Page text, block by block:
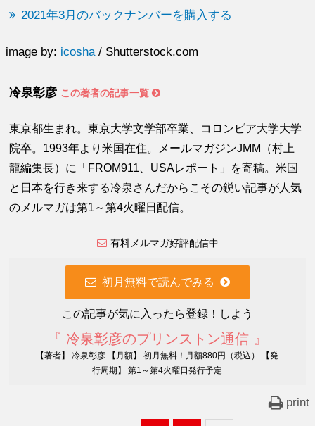
2021年3月のバックナンバーを購入する
image by: icosha / Shutterstock.com
冷泉彰彦 この著者の記事一覧
東京都生まれ。東京大学文学部卒業、コロンビア大学大学
院卒。1993年より米国在住。メールマガジンJMM（村上
龍編集長）に「FROM911、USAレポート」を寄稿。米国
と日本を行き来する冷泉さんだからこその鋭い記事が人気
のメルマガは第1～第4火曜日配信。
有料メルマガ好評配信中
初月無料で読んでみる
この記事が気に入ったら登録！しよう
『 冷泉彰彦のプリンストン通信 』
【著者】 冷泉彰彦 【月額】 初月無料！月額880円（税込） 【発
行周期】 第1～第4火曜日発行予定
print